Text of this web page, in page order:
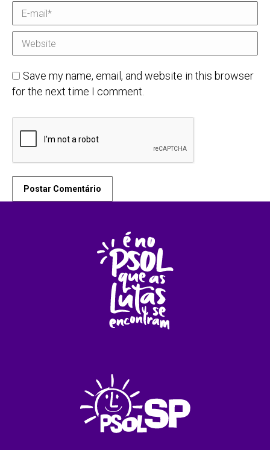
E-mail *
Website
Save my name, email, and website in this browser
for the next time I comment.
Postar Comentário